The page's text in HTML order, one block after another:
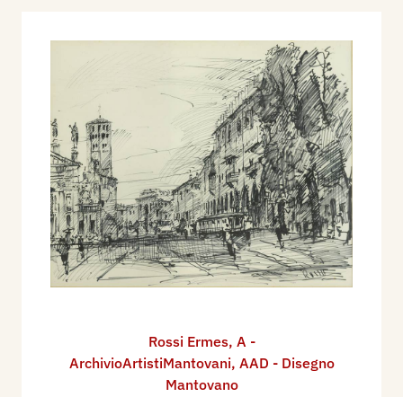
Rossi Ermes, A -
ArchivioArtistiMantovani, AAD - Disegno
Mantovano